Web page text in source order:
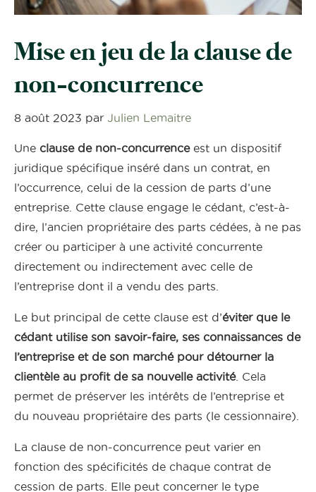
Mise en jeu de la clause de
non-concurrence
8 août 2023 par Julien Lemaitre
Une clause de non-concurrenceest un dispositif
juridique spécifique inséré dans un contrat, en
l’occurrence, celui de la cession de parts d’une
entreprise. Cette clause engage le cédant, c’est-à-
dire, l’ancien propriétaire des parts cédées, à ne pas
créer ou participer à une activité concurrente
directement ou indirectement avec celle de
l’entreprise dont il a vendu des parts.
Le but principal de cette clause est d’éviter que le
cédant utilise son savoir-faire, ses connaissances de
l’entreprise et de son marché pour détourner la
clientèle au profit de sa nouvelle activité. Cela
permet de préserver les intérêts de l’entreprise et
du nouveau propriétaire des parts (le cessionnaire).
La clause de non-concurrence peut varier en
fonction des spécificités de chaque contrat de
cession de parts. Elle peut concerner le type